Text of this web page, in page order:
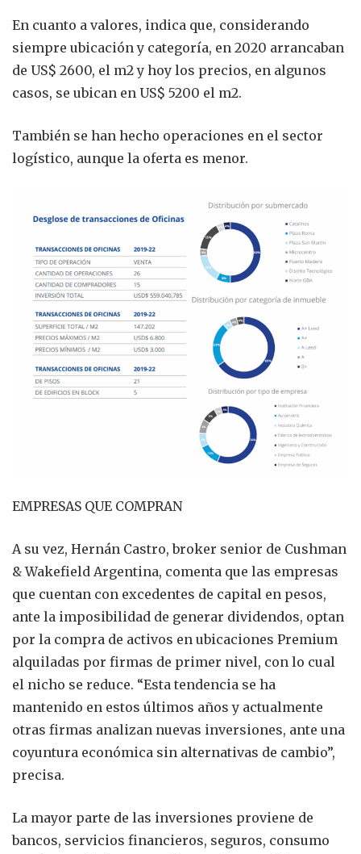
En cuanto a valores, indica que, considerando
siempre ubicación y categoría, en 2020 arrancaban
de US$ 2600, el m2 y hoy los precios, en algunos
casos, se ubican en US$ 5200 el m2.
También se han hecho operaciones en el sector
logístico, aunque la oferta es menor.
EMPRESAS QUE COMPRAN
A su vez, Hernán Castro, broker senior de Cushman
& Wakefield Argentina, comenta que las empresas
que cuentan con excedentes de capital en pesos,
ante la imposibilidad de generar dividendos, optan
por la compra de activos en ubicaciones Premium
alquiladas por firmas de primer nivel, con lo cual
el nicho se reduce. “Esta tendencia se ha
mantenido en estos últimos años y actualmente
otras firmas analizan nuevas inversiones, ante una
coyuntura económica sin alternativas de cambio”,
precisa.
La mayor parte de las inversiones proviene de
bancos, servicios financieros, seguros, consumo